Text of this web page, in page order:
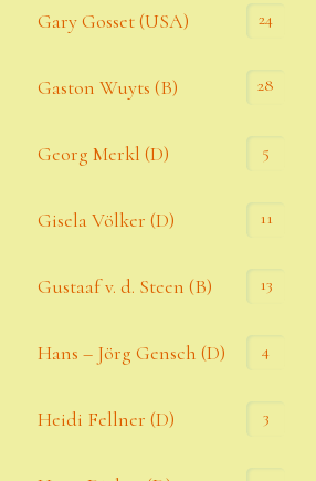
Gary Gosset (USA) 24
Gaston Wuyts (B) 28
Georg Merkl (D) 5
Gisela Völker (D) 11
Gustaaf v. d. Steen (B) 13
Hans – Jörg Gensch (D) 4
Heidi Fellner (D) 3